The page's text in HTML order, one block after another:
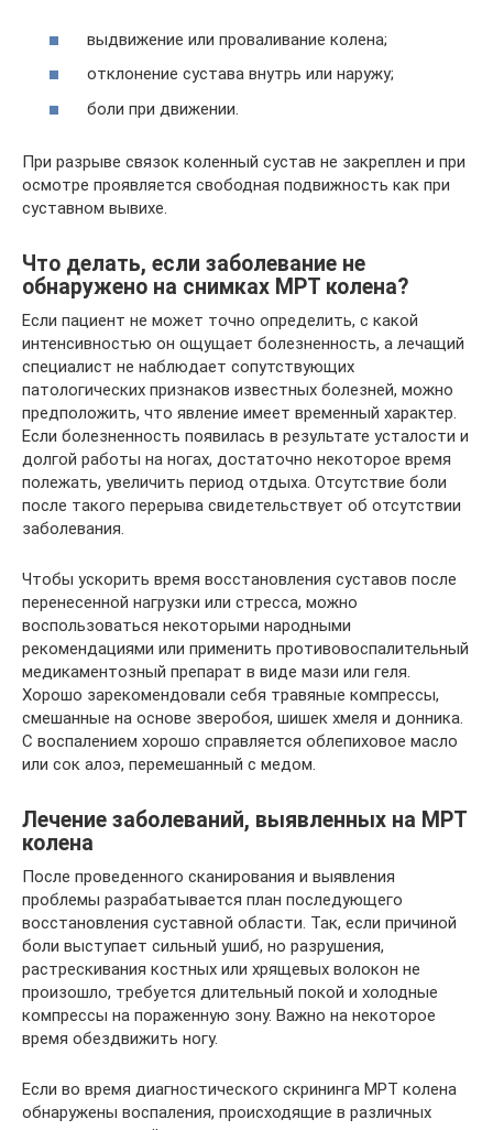
выдвижение или проваливание колена;
отклонение сустава внутрь или наружу;
боли при движении.
При разрыве связок коленный сустав не закреплен и при
осмотре проявляется свободная подвижность как при
суставном вывихе.
Что делать, если заболевание не
обнаружено на снимках МРТ колена?
Если пациент не может точно определить, с какой
интенсивностью он ощущает болезненность, а лечащий
специалист не наблюдает сопутствующих
патологических признаков известных болезней, можно
предположить, что явление имеет временный характер.
Если болезненность появилась в результате усталости и
долгой работы на ногах, достаточно некоторое время
полежать, увеличить период отдыха. Отсутствие боли
после такого перерыва свидетельствует об отсутствии
заболевания.
Чтобы ускорить время восстановления суставов после
перенесенной нагрузки или стресса, можно
воспользоваться некоторыми народными
рекомендациями или применить противовоспалительный
медикаментозный препарат в виде мази или геля.
Хорошо зарекомендовали себя травяные компрессы,
смешанные на основе зверобоя, шишек хмеля и донника.
С воспалением хорошо справляется облепиховое масло
или сок алоэ, перемешанный с медом.
Лечение заболеваний, выявленных на МРТ
колена
После проведенного сканирования и выявления
проблемы разрабатывается план последующего
восстановления суставной области. Так, если причиной
боли выступает сильный ушиб, но разрушения,
растрескивания костных или хрящевых волокон не
произошло, требуется длительный покой и холодные
компрессы на пораженную зону. Важно на некоторое
время обездвижить ногу.
Если во время диагностического скрининга МРТ колена
обнаружены воспаления, происходящие в различных